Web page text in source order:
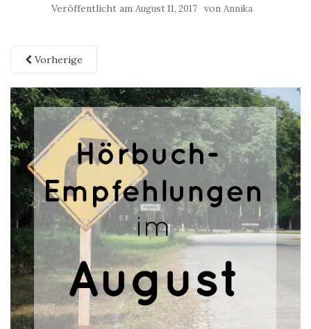
Veröffentlicht am August 11, 2017 von Annika
Vorherige